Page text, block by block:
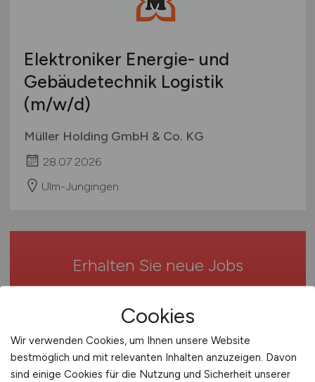
Ausbildung / Studium
Mecklenburg-Vorpommern
Niedersachsen
Nordrhein-Westfalen
Saarland
Sachsen
Sachsen-Anhalt
Österreich
Schweiz
Elektroniker Energie- und
Gebäudetechnik Logistik
(m/w/d)
Müller Holding GmbH & Co. KG
28.07.2026
Ulm-Jungingen
Erhalten Sie neue Jobs
bequem perE-Mail!
Jobfinder anlegen
Cookies
Wir verwenden Cookies, um Ihnen unsere Website
bestmöglich und mit relevanten Inhalten anzuzeigen. Davon
sind einige Cookies für die Nutzung und Sicherheit unserer